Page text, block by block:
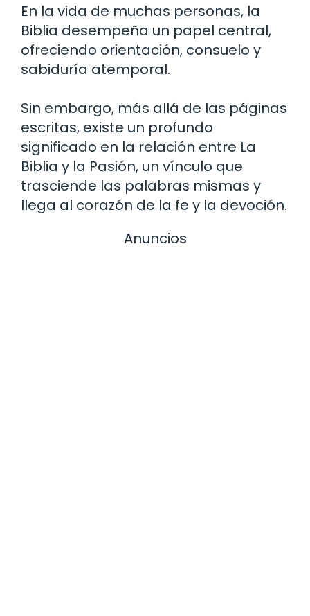
En la vida de muchas personas, la
Biblia desempeña un papel central,
ofreciendo orientación, consuelo y
sabiduría atemporal.
Sin embargo, más allá de las páginas
escritas, existe un profundo
significado en la relación entre La
Biblia y la Pasión, un vínculo que
trasciende las palabras mismas y
llega al corazón de la fe y la devoción.
Anuncios